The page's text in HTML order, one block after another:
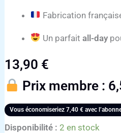
Fabrication
Un parfait all-day
13,90 €
Prix membre :
Vous économiseriez7,40€ avec
Disponibilité : 2 en stock